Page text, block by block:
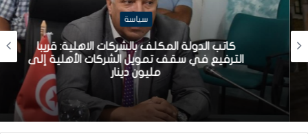
سياسة
كاتب الدولة المكلف بالشركات الاهلية: قريبا
الترفيع في سقف تمويل الشركات الأهلية إلى
مليون دينار